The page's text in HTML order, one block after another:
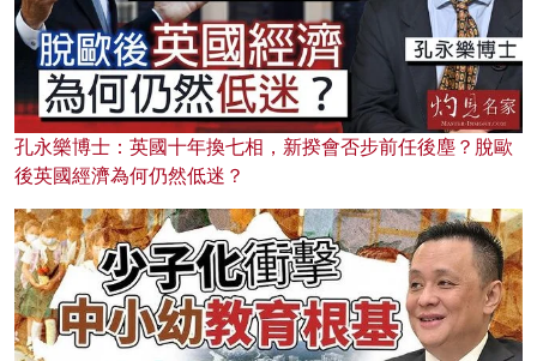
孔永樂博士：英國十年換七相，新揆會否步前任後塵？脫歐
後英國經濟為何仍然低迷？